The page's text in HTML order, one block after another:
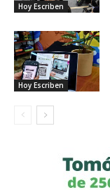
Hoy Escriben
Hoy Escriben